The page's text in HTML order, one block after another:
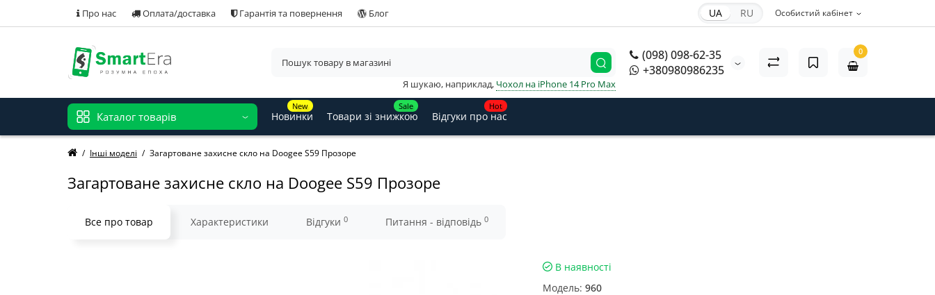
Про нас Оплата/доставка Гарантія та повернення Блог Особистий кабінет
UA RU
(098) 098-62-35
+380980986235
Я шукаю, наприклад, Чохол на iPhone 14 Pro Max
0
Каталог товарів
New
Новинки
Sale
Товари зі знижкою
Hot
Відгуки про нас
Інші моделі Загартоване захисне скло на Doogee S59 Прозоре
Загартоване захисне скло на Doogee S59 Прозоре
Все про товар Характеристики Відгуки 0 Питання - відповідь 0
В наявності
Модель: 960